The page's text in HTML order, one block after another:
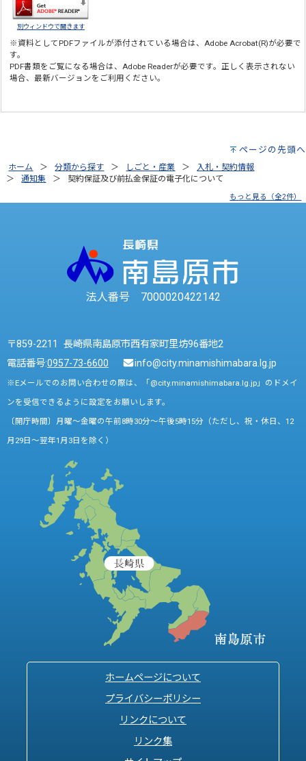
別ウィンドウで開きます
※資料としてPDFファイルが添付されている場合は、Adobe Acrobat(R)が必要で
す。
PDF書類をご覧になる場合は、Adobe Readerが必要です。正しく表示されない
場合、最新バージョンをご利用ください。
ページの先頭へ
ホーム 分類から探す しごと・産業
入札・契約情報
通知集
契約保証及び前払金保証の電子化について
もっと見る（全2件）
法人番号 7000020422142
〒859-2211 長崎県南島原市西有家町里坊96番地2
電話番号:0957-73-6600 info@city.minamishimabara.lg.jp
※Eメールでのお問い合わせの際は、「@city.minamishimabara.lg.jp」のドメイ
ンを受信できるように設定をお願いします。
〔開庁時間〕月曜～金曜の午前8時30分～午後5時15分（ただし、祝・休日、12
月29日～翌年1月3日を除く）
ホームページについて
プライバシーポリシー
リンクについて
リンク集